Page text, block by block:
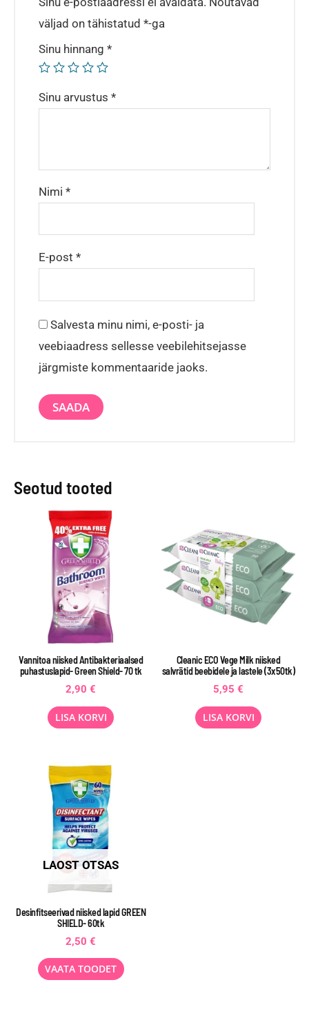
väljad on tähistatud *-ga
Sinu hinnang *
Sinu arvustus *
Nimi *
E-post *
Salvesta minu nimi, e-posti- ja
veebiaadress sellesse veebilehitsejasse
järgmiste kommentaaride jaoks.
Seotud tooted
Vannitoa niisked Antibakteriaalsed
puhastuslapid- Green Shield- 70 tk
2,90 €
LISA KORVI
Cleanic ECO Vege Milk niisked
salvrätid beebidele ja lastele (3x50tk)
5,95 €
LISA KORVI
LAOST OTSAS
Desinfitseerivad niisked lapid GREEN
SHIELD- 60tk
2,50 €
VAATA TOODET